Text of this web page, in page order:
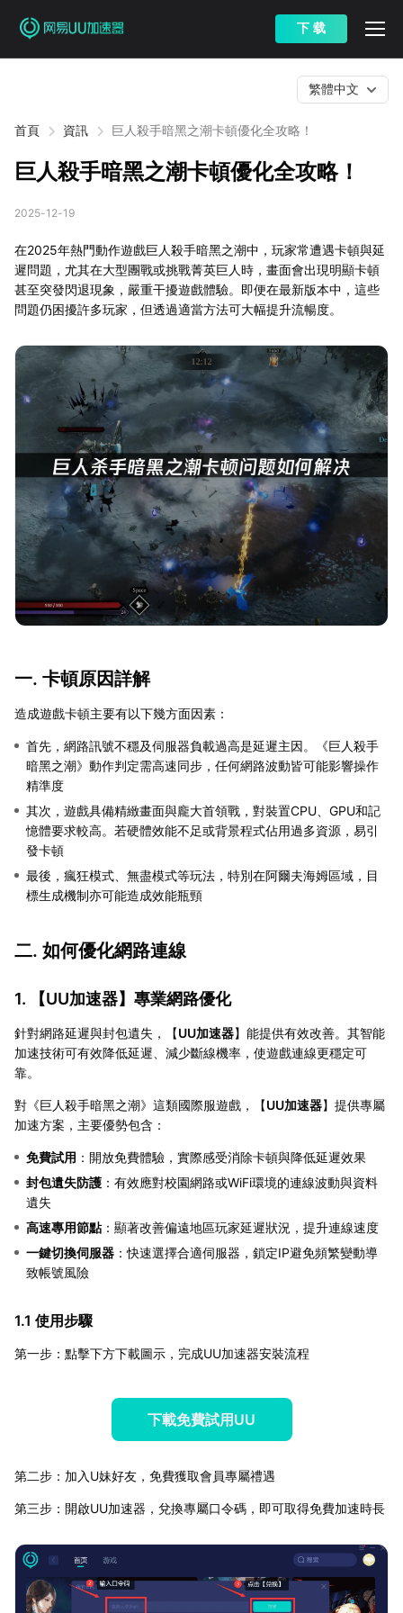
下 载
首頁 資訊 巨人殺手暗黑之潮卡頓優化全攻略！
繁體中文
巨人殺手暗黑之潮卡頓優化全攻略！
2025-12-19
在2025年熱門動作遊戲巨人殺手暗黑之潮中，玩家常遭遇卡頓與延
遲問題，尤其在大型團戰或挑戰菁英巨人時，畫面會出現明顯卡頓
甚至突發閃退現象，嚴重干擾遊戲體驗。即便在最新版本中，這些
問題仍困擾許多玩家，但透過適當方法可大幅提升流暢度。
一. 卡頓原因詳解
造成遊戲卡頓主要有以下幾方面因素：
首先，網路訊號不穩及伺服器負載過高是延遲主因。《巨人殺手
暗黑之潮》動作判定需高速同步，任何網路波動皆可能影響操作
精準度
其次，遊戲具備精緻畫面與龐大首領戰，對裝置CPU、GPU和記
憶體要求較高。若硬體效能不足或背景程式佔用過多資源，易引
發卡頓
最後，瘋狂模式、無盡模式等玩法，特別在阿爾夫海姆區域，目
標生成機制亦可能造成效能瓶頸
二. 如何優化網路連線
1. 【UU加速器】專業網路優化
針對網路延遲與封包遺失，【UU加速器】能提供有效改善。其智能
加速技術可有效降低延遲、減少斷線機率，使遊戲連線更穩定可
靠。
對《巨人殺手暗黑之潮》這類國際服遊戲，【UU加速器】提供專屬
加速方案，主要優勢包含：
免費試用 ：開放免費體驗，實際感受消除卡頓與降低延遲效果
封包遺失防護 ：有效應對校園網路或WiFi環境的連線波動與資料
遺失
高速專用節點：顯著改善偏遠地區玩家延遲狀況，提升連線速度
一鍵切換伺服器 ：快速選擇合適伺服器，鎖定IP避免頻繁變動導
致帳號風險
1.1 使用步驟
第一步：點擊下方下載圖示，完成UU加速器安裝流程
下載免費試用UU
第二步：加入U妹好友，免費獲取會員專屬禮遇
第三步：開啟UU加速器，兌換專屬口令碼，即可取得免費加速時長